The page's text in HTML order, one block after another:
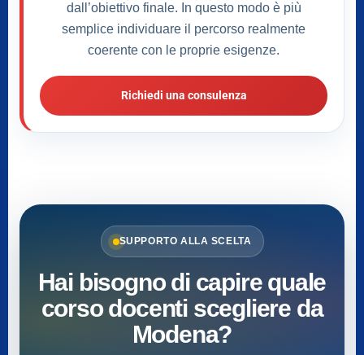
dall’obiettivo finale. In questo modo è più
semplice individuare il percorso realmente
coerente con le proprie esigenze.
Richiedi una consulenza
SUPPORTO ALLA SCELTA
Hai bisogno di capire quale
corso docenti scegliere da
Modena?